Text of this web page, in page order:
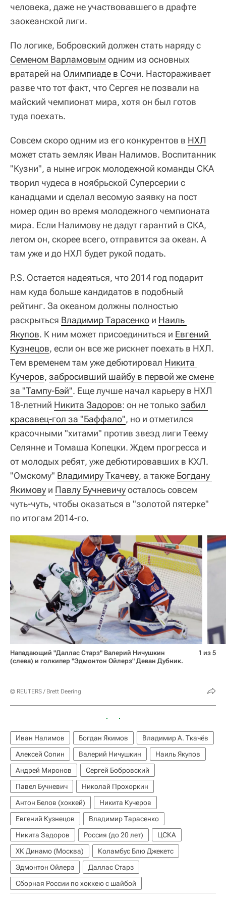
человека, даже не участвовавшего в драфте
заокеанской лиги.
По логике, Бобровский должен стать наряду с
Семеном Варламовым одним из основных
вратарей на Олимпиаде в Сочи. Настораживает
разве что тот факт, что Сергея не позвали на
майский чемпионат мира, хотя он был готов
туда поехать.
Совсем скоро одним из его конкурентов в НХЛ
может стать земляк Иван Налимов. Воспитанник
"Кузни", а ныне игрок молодежной команды СКА
творил чудеса в ноябрьской Суперсерии с
канадцами и сделал весомую заявку на пост
номер один во время молодежного чемпионата
мира. Если Налимову не дадут гарантий в СКА,
летом он, скорее всего, отправится за океан. А
там уже и до НХЛ будет рукой подать.
P.S. Остается надеяться, что 2014 год подарит
нам куда больше кандидатов в подобный
рейтинг. За океаном должны полностью
раскрыться Владимир Тарасенко и Наиль
Якупов. К ним может присоединиться и Евгений
Кузнецов, если он все же рискнет поехать в НХЛ.
Тем временем там уже дебютировал Никита
Кучеров, забросивший шайбу в первой же смене
за "Тампу-Бэй". Еще лучше начал карьеру в НХЛ
18-летний Никита Задоров: он не толькозабил
красавец-гол за "Баффало", но и отметился
красочными "хитами" против звезд лиги Теему
Селянне и Томаша Копецки. Ждем прогресса и
от молодых ребят, уже дебютировавших в КХЛ.
"Омскому" Владимиру Ткачеву, а также Богдану
Якимову и Павлу Бучневичуосталось совсем
чуть-чуть, чтобы оказаться в "золотой пятерке"
по итогам 2014-го.
Нападающий "Даллас Старз" Валерий Ничушкин
(слева) и голкипер "Эдмонтон Ойлерз" Деван Дубник.
© REUTERS / Brett Deering
1 из 5
Иван Налимов Богдан Якимов
Владимир А. Ткачёв
Алексей Сопин
Валерий Ничушкин
Наиль Якупов
Андрей Миронов
Сергей Бобровский
Павел Бучневич
Николай Прохоркин
Антон Белов (хоккей)
Никита Кучеров
Евгений Кузнецов
Владимир Тарасенко
Никита Задоров
Россия (до 20 лет)
ЦСКА
ХК Динамо (Москва)
Коламбус Блю Джекетс
Эдмонтон Ойлерз
Даллас Старз
Сборная России по хоккею с шайбой